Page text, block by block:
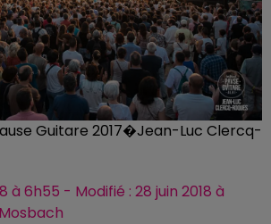
Guitare 2017�Jean-Luc Clercq-
à 6h55 - Modifié : 28 juin 2018 à